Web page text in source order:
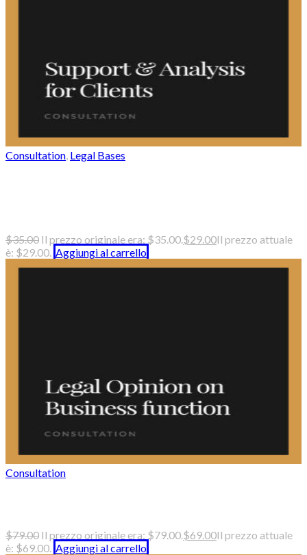
Consultation, Legal Bases
$35.00 Il prezzo originale era: $35.00.$29.00Il prezzo attuale
è: $29.00. Aggiungi al carrello
Consultation
$79.00 Il prezzo originale era: $79.00. $69.00Il prezzo attuale
è: $69.00. Aggiungi al carrello